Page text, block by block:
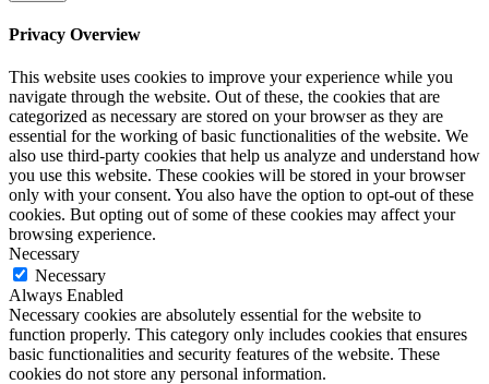
Privacy Overview
This website uses cookies to improve your experience while you
navigate through the website. Out of these, the cookies that are
categorized as necessary are stored on your browser as they are
essential for the working of basic functionalities of the website. We
also use third-party cookies that help us analyze and understand how
you use this website. These cookies will be stored in your browser
only with your consent. You also have the option to opt-out of these
cookies. But opting out of some of these cookies may affect your
browsing experience.
Necessary
Necessary
Always Enabled
Necessary cookies are absolutely essential for the website to
function properly. This category only includes cookies that ensures
basic functionalities and security features of the website. These
cookies do not store any personal information.